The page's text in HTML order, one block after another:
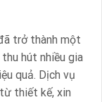
trở thành một
hút nhiều gia
quả. Dịch vụ
thiết kế, xin